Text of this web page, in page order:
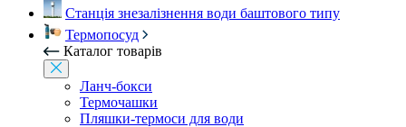
Станція знезалізнення води баштового типу
Термопосуд
Каталог товарів
Ланч-бокси
Термочашки
Пляшки-термоси для води